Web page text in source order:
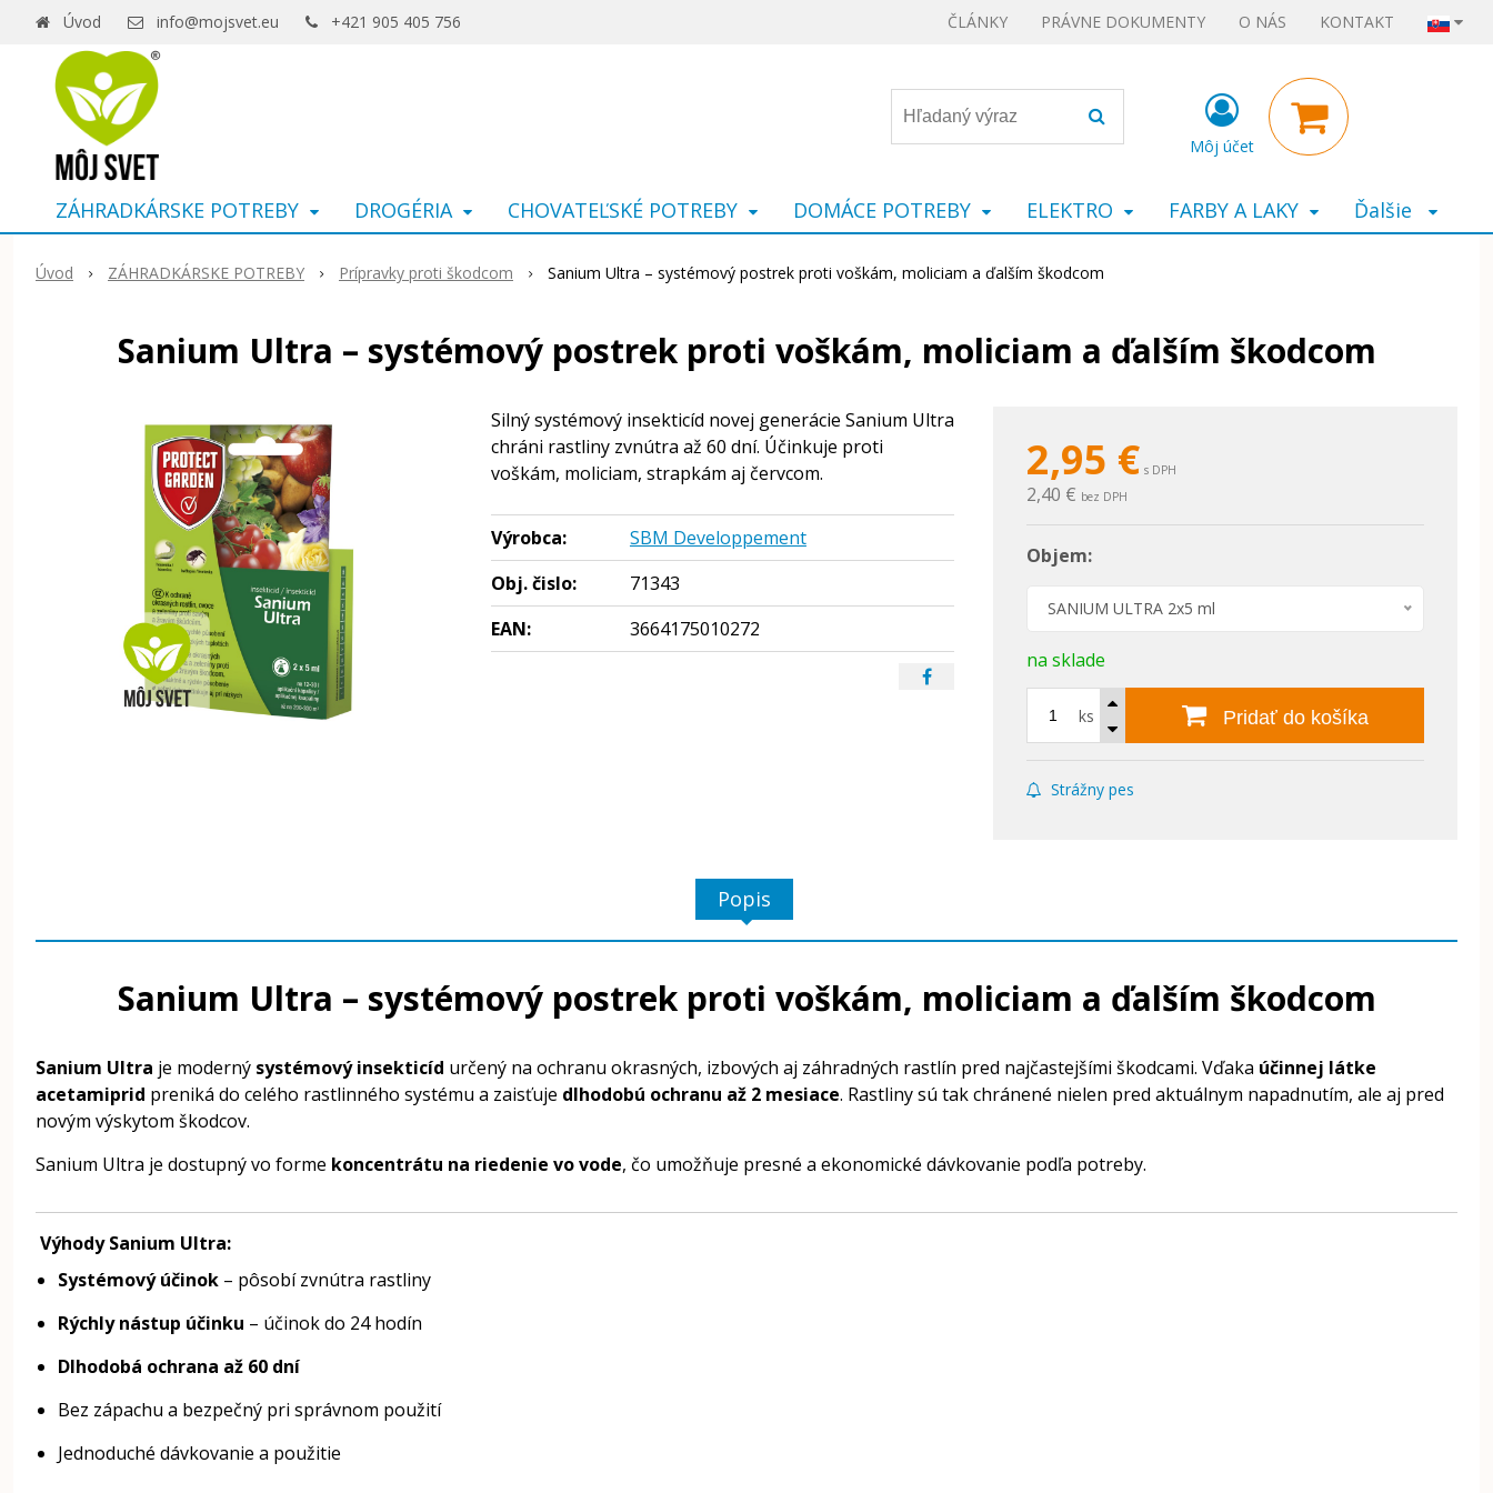
Úvod info@mojsvet.eu +421 905 405 756 ČLÁNKY PRÁVNE DOKUMENTY O NÁS KONTAKT
Môj účet
ZÁHRADKÁRSKE POTREBY DROGÉRIA CHOVATEĽSKÉ POTREBY DOMÁCE POTREBY ELEKTRO FARBY A LAKY Ďalšie
Úvod ZÁHRADKÁRSKE POTREBY Prípravky proti škodcom Sanium Ultra – systémový postrek proti voškám, moliciam a ďalším škodcom
Sanium Ultra – systémový postrek proti voškám, moliciam a ďalším škodcom
2,95 € s DPH
2,40 € bez DPH
Objem:
SANIUM ULTRA 2x5 ml
na sklade
ks Pridať do košíka
Strážny pes
Silný systémový insekticíd novej generácie Sanium Ultra
chráni rastliny zvnútra až 60 dní. Účinkuje proti
voškám, moliciam, strapkám aj červcom.
Výrobca:
SBM Developpement
Obj. čislo:
71343
EAN:
3664175010272
Popis
Sanium Ultra – systémový postrek proti voškám, moliciam a ďalším škodcom
Sanium Ultra je moderný systémový insekticíd určený na ochranu okrasných, izbových aj záhradných rastlín pred najčastejšími škodcami. Vďaka účinnej látke
acetamiprid preniká do celého rastlinného systému a zaisťuje dlhodobú ochranu až 2 mesiace. Rastliny sú tak chránené nielen pred aktuálnym napadnutím, ale aj pred
novým výskytom škodcov.
Sanium Ultra je dostupný vo forme koncentrátu na riedenie vo vode, čo umožňuje presné a ekonomické dávkovanie podľa potreby.
Výhody Sanium Ultra:
Systémový účinok – pôsobí zvnútra rastliny
Rýchly nástup účinku – účinok do 24 hodín
Dlhodobá ochrana až 60 dní
Bez zápachu a bezpečný pri správnom použití
Jednoduché dávkovanie a použitie